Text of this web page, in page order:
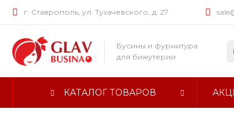
г. Ставрополь, ул. Тухачевского, д. 27
Бусины и фурнитура
для бижутерии
КАТАЛОГ ТОВАРОВ